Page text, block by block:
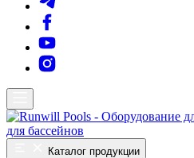
для бассейнов
Каталог продукции